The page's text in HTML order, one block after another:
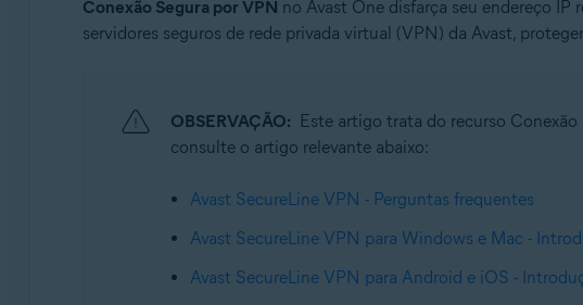
Avast One
Windows, macOS, Android e iOS
Conexão Segura por VPN no Avast One disfarça seu endereço
servidores seguros de rede privada virtual (VPN) da Avast,
OBSERVAÇÃO: Este artigo trata do recurso
consulte o artigo relevante abaixo:
Avast SecureLine VPN - Perguntas frequentes
Avast SecureLine VPN para Windows e Mac -
Avast SecureLine VPN para Android e iOS -